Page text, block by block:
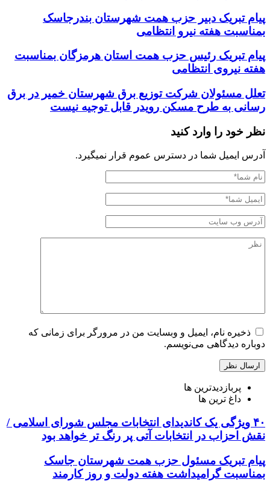
پیام تبریک دبیر حزب همت شهرستان بندرجاسک
بمناسبت هفته نیرو انتظامی
پیام تبریک رئیس حزب همت استان هرمزگان بمناسبت
هفته نیروی انتظامی
تعلل مسئولان شرکت توزیع برق شهرستان خمیر در برق
رسانی به طرح مسکن رویدر قابل توجیه نیست
نظر خود را وارد کنید
آدرس ایمیل شما در دسترس عموم قرار نمیگیرد.
ذخیره نام، ایمیل و وبسایت من در مرورگر برای زمانی که
دوباره دیدگاهی می‌نویسم.
پربازدیدترین ها
داغ ترین ها
۴۰ ویژگی یک کاندیدای انتخابات مجلس شورای اسلامی /
نقش احزاب در انتخابات آتی پر رنگ تر خواهد بود
پیام تبریک مسئول حزب همت شهرستان جاسک
بمناسبت گرامیداشت هفته دولت و روز کارمند